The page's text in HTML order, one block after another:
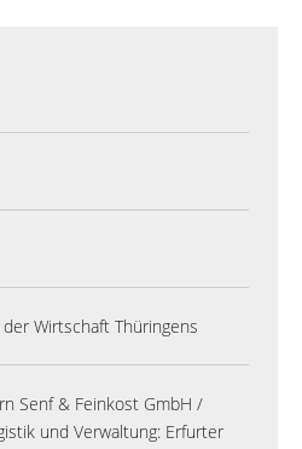
Wirtschaft Thüringens
Senf & Feinkost GmbH /
und Verwaltung: Erfurter